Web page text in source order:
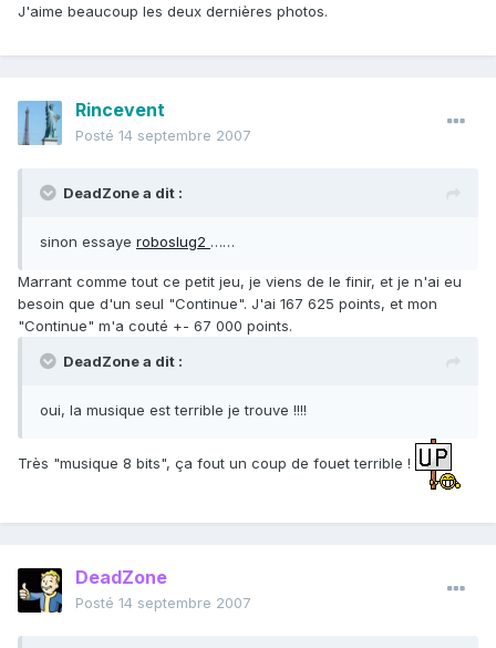
J'aime beaucoup les deux dernières photos.
Rincevent
Posté 14 septembre 2007
DeadZone a dit :
sinon essaye roboslug2 ……
Marrant comme tout ce petit jeu, je viens de le finir, et je n'ai eu
besoin que d'un seul "Continue". J'ai 167 625 points, et mon
"Continue" m'a couté +- 67 000 points.
DeadZone a dit :
oui, la musique est terrible je trouve !!!!
Très "musique 8 bits", ça fout un coup de fouet terrible !
DeadZone
Posté 14 septembre 2007